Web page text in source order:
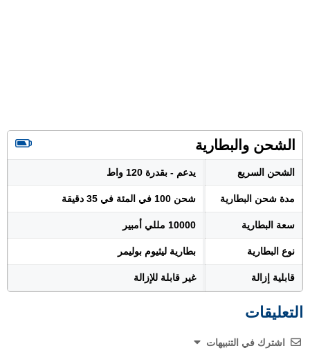
الشحن والبطارية
الشحن السريع يدعم - بقدرة 120 واط
مدة شحن البطارية شحن 100 في المئة في 35 دقيقة
سعة البطارية 10000 مللي أمبير
نوع البطارية بطارية ليثيوم بوليمر
قابلية إزالة غير قابلة للإزالة
التعليقات
اشترك في التنبيهات